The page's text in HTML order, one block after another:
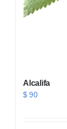
MACETAS
Alcalifa
$ 90